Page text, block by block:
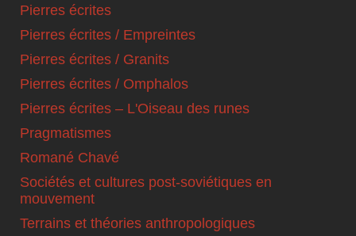
Pierres écrites
Pierres écrites / Empreintes
Pierres écrites / Granits
Pierres écrites / Omphalos
Pierres écrites – L'Oiseau des runes
Pragmatismes
Romané Chavé
Sociétés et cultures post-soviétiques en
mouvement
Terrains et théories anthropologiques